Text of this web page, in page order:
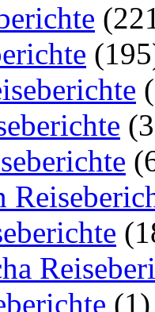
(1)